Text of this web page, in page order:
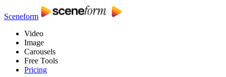
Sceneform
Video
Image
Carousels
Free Tools
Pricing